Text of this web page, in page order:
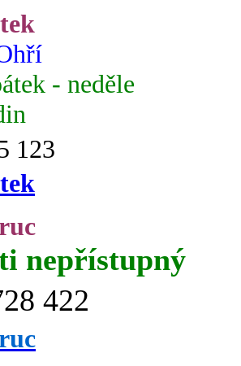
- neděle
123
nepřístupný
422